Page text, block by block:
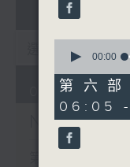
07 -
08/08/
Night
seconds
30
minutes,
9
seconds
00:00
第六
06:05